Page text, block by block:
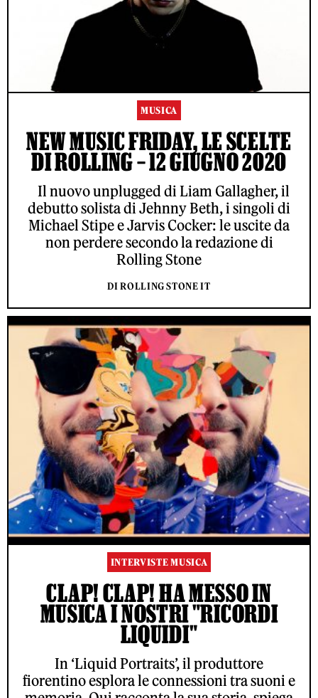
MUSICA
NEW MUSIC FRIDAY, LE SCELTE
DI ROLLING – 12 GIUGNO 2020
Il nuovo unplugged di Liam Gallagher, il
debutto solista di Jehnny Beth, i singoli di
Michael Stipe e Jarvis Cocker: le uscite da
non perdere secondo la redazione di
Rolling Stone
DI ROLLING STONE IT
INTERVISTE MUSICA
CLAP! CLAP! HA MESSO IN
MUSICA I NOSTRI "RICORDI
LIQUIDI"
In ‘Liquid Portraits’, il produttore
fiorentino esplora le connessioni tra suoni e